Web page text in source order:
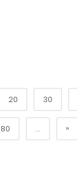
20 30
80 ... »